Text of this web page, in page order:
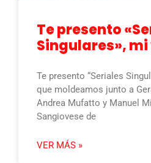
Te presento
Singulares»,
Te presento “Seriales
que moldeamos junto a
Andrea Mufatto y Manuel
Sangiovese de
VER MÁS »